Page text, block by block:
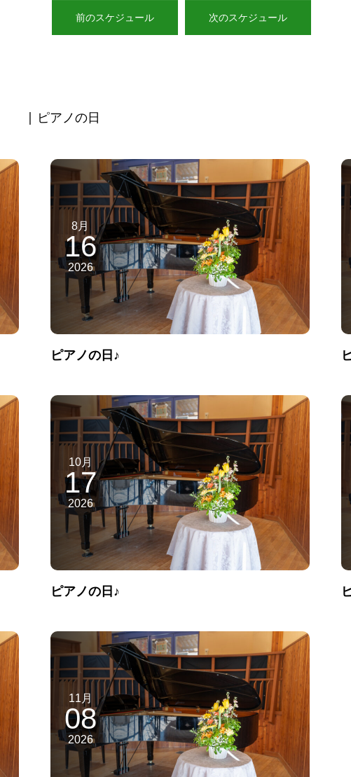
前のスケジュール 次のスケジュール
| ピアノの日
8月
16
2026
ピアノの日♪
10月
17
2026
ピアノの日♪
11月
08
2026